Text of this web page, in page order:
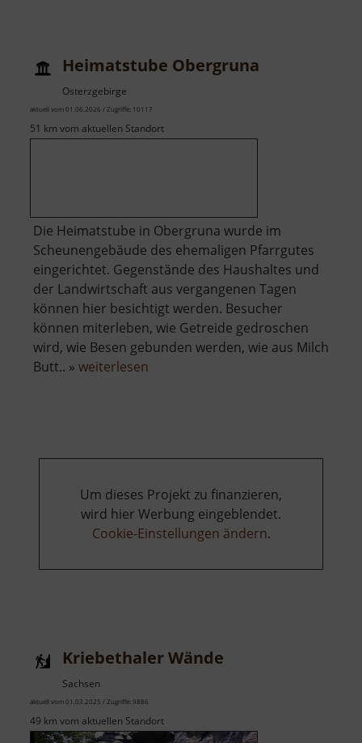
Heimatstube Obergruna
Osterzgebirge
aktuell vom 01.06.2026 / Zugriffe: 10117
51 km vom aktuellen Standort
Die Heimatstube in Obergruna wurde im
Scheunengebäude des ehemaligen Pfarrgutes
eingerichtet. Gegenstände des Haushaltes und
der Landwirtschaft aus vergangenen Tagen
können hier besichtigt werden. Besucher
können miterleben, wie Getreide gedroschen
wird, wie Besen gebunden werden, wie aus Milch
Butt.. » weiterlesen
Um dieses Projekt zu finanzieren,
wird hier Werbung eingeblendet.
Cookie-Einstellungen ändern.
Kriebethaler Wände
Sachsen
aktuell vom 01.03.2025 / Zugriffe: 9886
49 km vom aktuellen Standort